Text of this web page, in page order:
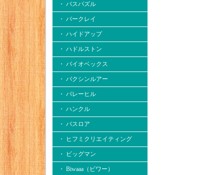
・ バスパズル
・ バークレイ
・ ハイドアップ
・ ハドルストン
・ バイオベックス
・ バクシンルアー
・ バレーヒル
・ ハンクル
・ バスロア
・ ヒフミクリエイティング
・ ビッグマン
・ Biwaaa（ビワー）